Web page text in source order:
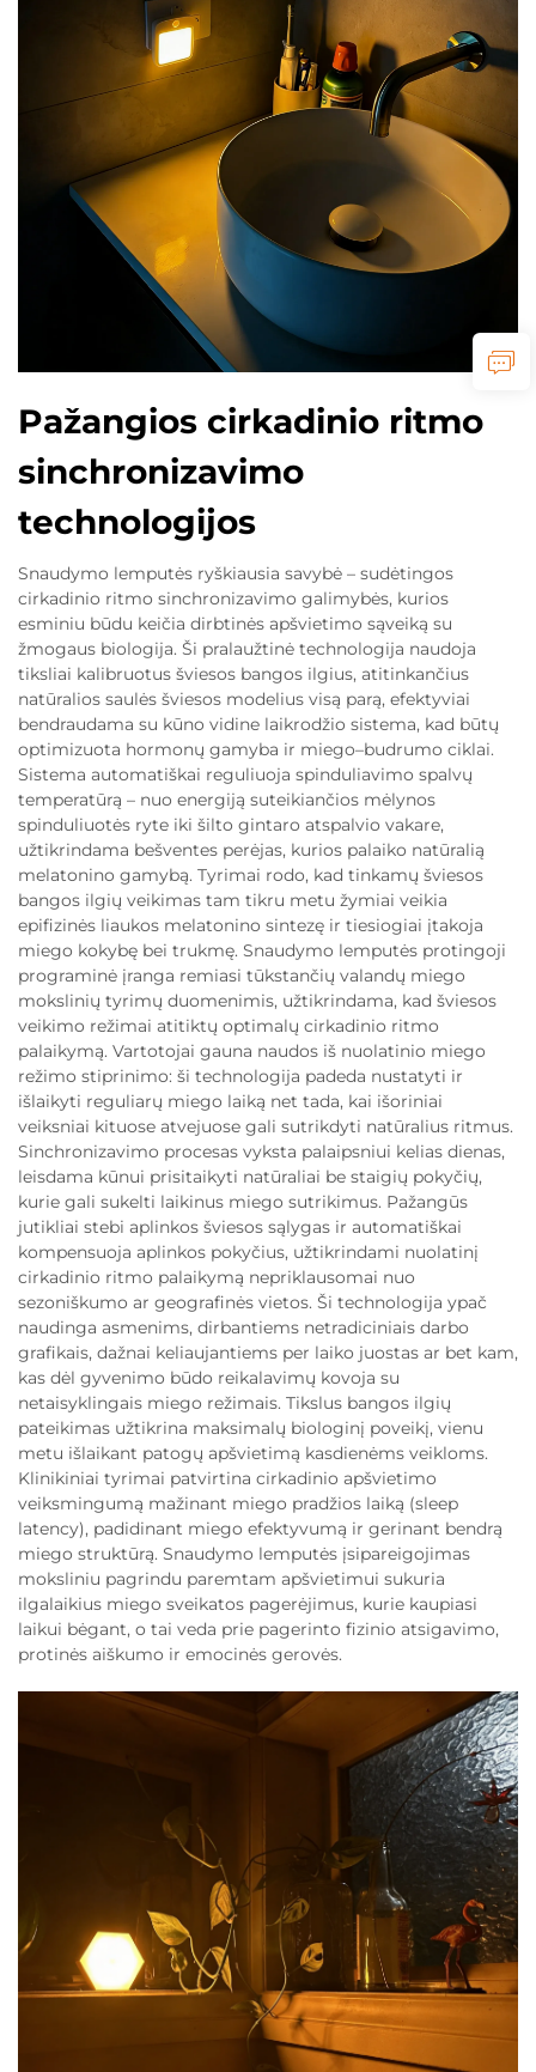
Pažangios cirkadinio ritmo
sinchronizavimo
technologijos
Snaudymo lemputės ryškiausia savybė – sudėtingos
cirkadinio ritmo sinchronizavimo galimybės, kurios
esminiu būdu keičia dirbtinės apšvietimo sąveiką su
žmogaus biologija. Ši pralaužtinė technologija naudoja
tiksliai kalibruotus šviesos bangos ilgius, atitinkančius
natūralios saulės šviesos modelius visą parą, efektyviai
bendraudama su kūno vidine laikrodžio sistema, kad būtų
optimizuota hormonų gamyba ir miego–budrumo ciklai.
Sistema automatiškai reguliuoja spinduliavimo spalvų
temperatūrą – nuo energiją suteikiančios mėlynos
spinduliuotės ryte iki šilto gintaro atspalvio vakare,
užtikrindama bešventes perėjas, kurios palaiko natūralią
melatonino gamybą. Tyrimai rodo, kad tinkamų šviesos
bangos ilgių veikimas tam tikru metu žymiai veikia
epifizinės liaukos melatonino sintezę ir tiesiogiai įtakoja
miego kokybę bei trukmę. Snaudymo lemputės protingoji
programinė įranga remiasi tūkstančių valandų miego
mokslinių tyrimų duomenimis, užtikrindama, kad šviesos
veikimo režimai atitiktų optimalų cirkadinio ritmo
palaikymą. Vartotojai gauna naudos iš nuolatinio miego
režimo stiprinimo: ši technologija padeda nustatyti ir
išlaikyti reguliarų miego laiką net tada, kai išoriniai
veiksniai kituose atvejuose gali sutrikdyti natūralius ritmus.
Sinchronizavimo procesas vyksta palaipsniui kelias dienas,
leisdama kūnui prisitaikyti natūraliai be staigių pokyčių,
kurie gali sukelti laikinus miego sutrikimus. Pažangūs
jutikliai stebi aplinkos šviesos sąlygas ir automatiškai
kompensuoja aplinkos pokyčius, užtikrindami nuolatinį
cirkadinio ritmo palaikymą nepriklausomai nuo
sezoniškumo ar geografinės vietos. Ši technologija ypač
naudinga asmenims, dirbantiems netradiciniais darbo
grafikais, dažnai keliaujantiems per laiko juostas ar bet kam,
kas dėl gyvenimo būdo reikalavimų kovoja su
netaisyklingais miego režimais. Tikslus bangos ilgių
pateikimas užtikrina maksimalų biologinį poveikį, vienu
metu išlaikant patogų apšvietimą kasdienėms veikloms.
Klinikiniai tyrimai patvirtina cirkadinio apšvietimo
veiksmingumą mažinant miego pradžios laiką (sleep
latency), padidinant miego efektyvumą ir gerinant bendrą
miego struktūrą. Snaudymo lemputės įsipareigojimas
moksliniu pagrindu paremtam apšvietimui sukuria
ilgalaikius miego sveikatos pagerėjimus, kurie kaupiasi
laikui bėgant, o tai veda prie pagerinto fizinio atsigavimo,
protinės aiškumo ir emocinės gerovės.